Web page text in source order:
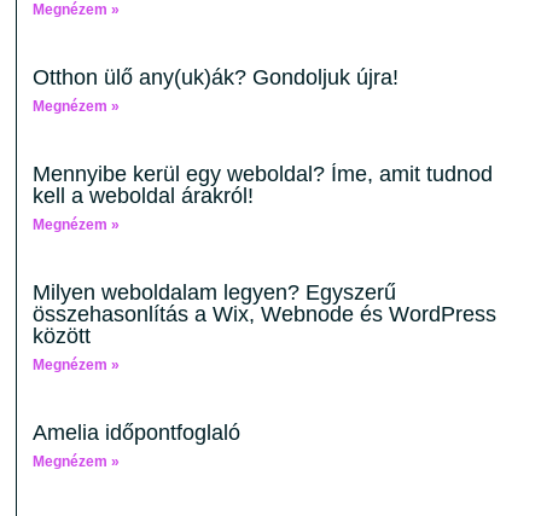
Megnézem »
Otthon ülő any(uk)ák? Gondoljuk újra!
Megnézem »
Mennyibe kerül egy weboldal? Íme, amit tudnod
kell a weboldal árakról!
Megnézem »
Milyen weboldalam legyen? Egyszerű
összehasonlítás a Wix, Webnode és WordPress
között
Megnézem »
Amelia időpontfoglaló
Megnézem »